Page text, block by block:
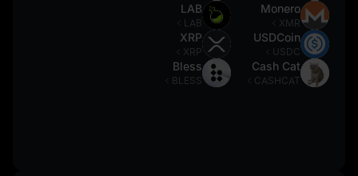
Monero
XMR
USDCoin
USDC
Cash Cat
CASHCAT
LAB
LAB
XRP
XRP
Bless
BLESS